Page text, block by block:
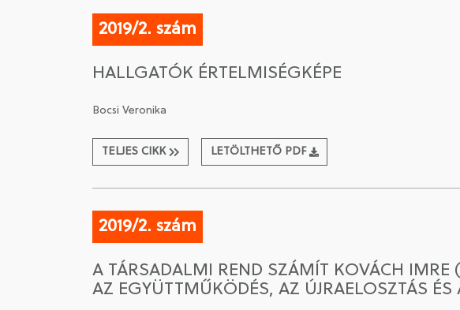
2019/2. szám
HALLGATÓK ÉRTELMISÉGKÉPE
Bocsi Veronika
TELJES CIKK LETÖLTHETŐ PDF
2019/2. szám
A TÁRSADALMI REND SZÁMÍT KOVÁCH IMRE
AZ EGYÜTTMŰKÖDÉS, AZ ÚJRAELOSZTÁS